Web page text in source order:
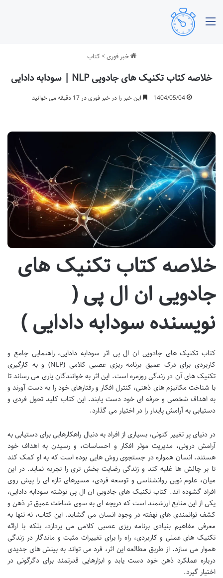
خبر فوری>کتاب
خلاصه کتاب تکنیک های جادویی NLP | سودابه دادایی
1404/05/04 این خبر را در خبر فوری در 17 دقیقه می خوانید
خلاصه کتاب تکنیک های
جادویی ان ال پی (
نویسنده سودابه دادایی )
کتاب تکنیک های جادویی ان ال پی اثر سودابه دادایی، راهنمایی جامع و
کاربردی برای درک عمیق برنامه ریزی عصبی کلامی (NLP) و به کارگیری
تکنیک های آن در زندگی روزمره است. این اثر به خوانندگان یاری می رساند تا
با شناخت مکانیزم های ذهنی، کنترل افکار و رفتارهای خود را به دست آورند و
به اهداف شخصی و حرفه ای خود دست یابند. این کتاب کلید تحول فردی و
دستیابی به آرامش پایدار را در اختیار می گذارد.
در دنیای پر تغییر کنونی، بسیاری از افراد به دنبال راهکارهایی برای دستیابی به
آرامش درونی، مدیریت موثر افکار و احساسات، و رسیدن به اهداف خود
هستند. انسان همواره در جستجوی روش هایی بوده است که به او کمک کند
تا بر چالش ها غلبه کند و زندگی رضایت بخش تری را تجربه نماید. در این
میان، علوم نوین روانشناسی و توسعه فردی، مسیرهای تازه ای را پیش روی
افراد گشوده اند. کتاب تکنیک های جادویی ان ال پی نوشته سودابه دادایی،
یکی از این منابع ارزشمند است که دریچه ای به سوی شناخت عمیق تر ذهن و
کشف توانمندی های نهفته در وجود انسان می گشاید. این کتاب، نه تنها به
معرفی مفاهیم بنیادی برنامه ریزی عصبی کلامی می پردازد، بلکه با ارائه
تکنیک های عملی و کاربردی، راه را برای تغییرات مثبت و ماندگار در زندگی
هموار می سازد. از طریق مطالعه این اثر، فرد می تواند به بینش های جدیدی
درباره عملکرد ذهن خود دست یابد و ابزارهایی قدرتمند برای دگرگونی در
اختیار گیرد.